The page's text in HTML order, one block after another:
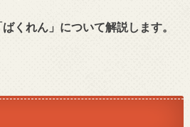
くれん」について解説します。